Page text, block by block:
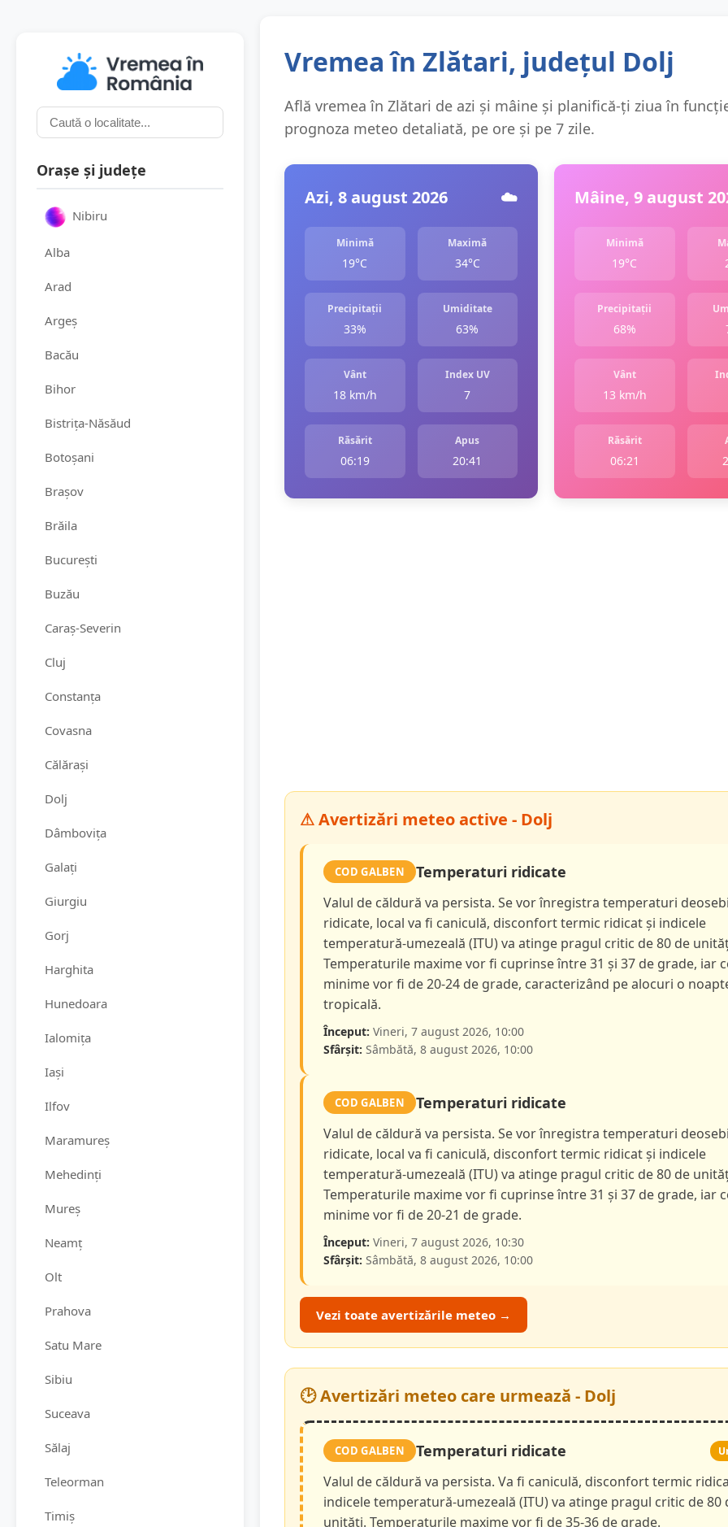
Orașe și județe
Nibiru
Alba
Arad
Argeș
Bacău
Bihor
Bistrița-Năsăud
Botoșani
Brașov
Brăila
București
Buzău
Caraș-Severin
Cluj
Constanța
Covasna
Călărași
Dolj
Dâmbovița
Galați
Giurgiu
Gorj
Harghita
Hunedoara
Ialomița
Iași
Ilfov
Maramureș
Mehedinți
Mureș
Neamț
Olt
Prahova
Satu Mare
Sibiu
Suceava
Sălaj
Teleorman
Timiș
Vremea în Zlătari, județul Dolj
Află vremea în Zlătari de azi și mâine și planifică-ți ziua în
prognoza meteo detaliată, pe ore și pe 7 zile.
Azi, 8 august 2026 ☁️
Minimă
19°C
Maximă
34°C
Precipitații
33%
Umiditate
63%
Vânt
18 km/h
Index UV
7
Răsărit
06:19
Apus
20:41
Mâine, 9 august
Minimă
19°C
Precipitații
68%
Vânt
13 km/h
Răsărit
06:21
⚠ Avertizări meteo active - Dolj
COD GALBEN Temperaturi ridicate
Valul de căldură va persista. Se vor înregistra temperaturi
ridicate, local va fi caniculă, disconfort termic ridicat și indicele
temperatură-umezeală (ITU) va atinge pragul critic de 80 de
Temperaturile maxime vor fi cuprinse între 31 și 37 de grade, iar
minime vor fi de 20-24 de grade, caracterizând pe alocuri o
tropicală.
Început: Vineri, 7 august 2026, 10:00
Sfârșit: Sâmbătă, 8 august 2026, 10:00
COD GALBEN Temperaturi ridicate
Valul de căldură va persista. Se vor înregistra temperaturi
ridicate, local va fi caniculă, disconfort termic ridicat și indicele
temperatură-umezeală (ITU) va atinge pragul critic de 80 de
Temperaturile maxime vor fi cuprinse între 31 și 37 de grade, iar
minime vor fi de 20-21 de grade.
Început: Vineri, 7 august 2026, 10:30
Sfârșit: Sâmbătă, 8 august 2026, 10:00
Vezi toate avertizările meteo →
🕑 Avertizări meteo care urmează - Dolj
COD GALBEN Temperaturi ridicate
Valul de căldură va persista. Va fi caniculă, disconfort termic
indicele temperatură-umezeală (ITU) va atinge pragul critic de 80
unități. Temperaturile maxime vor fi de 35-36 de grade.